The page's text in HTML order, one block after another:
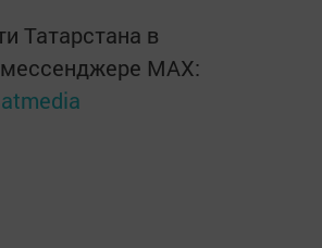
Татарстана в
MАХ: